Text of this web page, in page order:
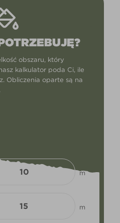
obszaru, który
kalkulator poda Ci, ile
Obliczenia oparte są na
m
m